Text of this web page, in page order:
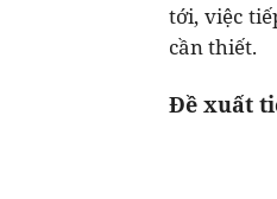
tới, việc
cần thiết.
Đề xuất